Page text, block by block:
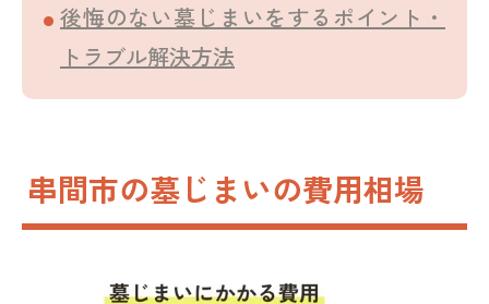
後悔のない墓じまいをするポイント・
トラブル解決方法
串間市の墓じまいの費用相場